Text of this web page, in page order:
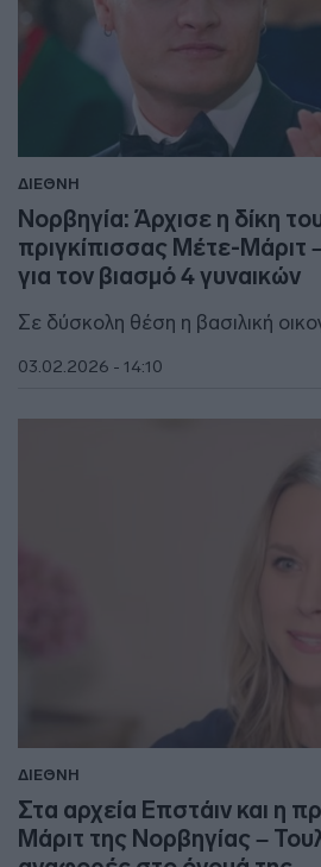
ΔΙΕΘΝΗ
Νορβηγία: Άρχισε η δίκη
πριγκίπισσας Μέτε-
για τον βιασμό 4 γυναικών
Σε δύσκολη θέση η βασιλική
03.02.2026 - 14:10
ΔΙΕΘΝΗ
Στα αρχεία Επστάιν και η
Μάριτ της Νορβηγίας –